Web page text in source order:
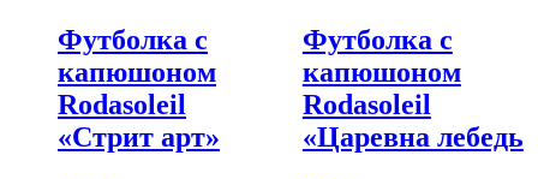
Футболка с
капюшоном
Rodasoleil
«Стрит арт»
Футболка с
капюшоном
Rodasoleil
«Царевна лебедь